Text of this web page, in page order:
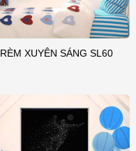
RÈM XUYÊN SÁNG SL60